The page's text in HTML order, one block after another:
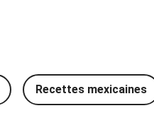
Recettes mexicaines